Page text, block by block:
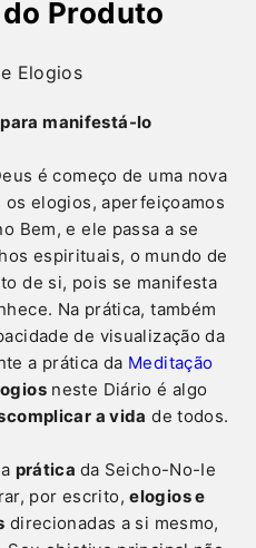
Produto
Elogios
manifestá-lo
é começo de uma nova
os elogios, aperfeiçoamos
Bem, e ele passa a se
espirituais, o mundo de
de si, pois se manifesta
Na prática, também
de visualização da
a prática da Meditação
neste Diário é algo
a vida de todos.
prática da Seicho-No-Ie
por escrito,elogios e
direcionadas a si mesmo,